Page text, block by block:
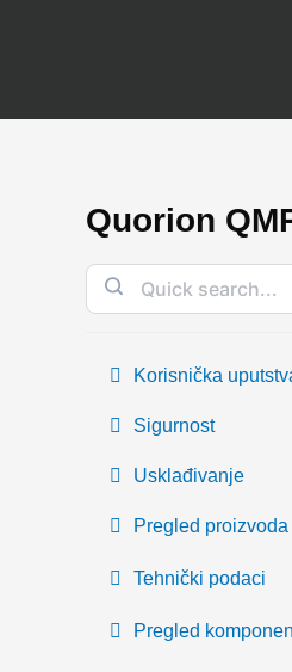
Quorion
Korisnička
Sigurnost
Usklađivanje
Pregled proizvoda
Tehnički podaci
Pregled